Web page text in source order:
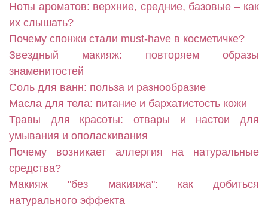
Ноты ароматов: верхние, средние, базовые – как
их слышать?
Почему спонжи стали must-have в косметичке?
Звездный макияж: повторяем образы
знаменитостей
Соль для ванн: польза и разнообразие
Масла для тела: питание и бархатистость кожи
Травы для красоты: отвары и настои для
умывания и ополаскивания
Почему возникает аллергия на натуральные
средства?
Макияж "без макияжа": как добиться
натурального эффекта